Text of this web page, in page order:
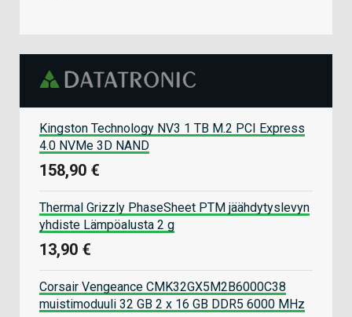
Kingston Technology NV3 1 TB M.2 PCI Express
4.0 NVMe 3D NAND
158,90 €
Thermal Grizzly PhaseSheet PTM jäähdytyslevyn
yhdiste Lämpöalusta 2 g
13,90 €
Corsair Vengeance CMK32GX5M2B6000C38
muistimoduuli 32 GB 2 x 16 GB DDR5 6000 MHz